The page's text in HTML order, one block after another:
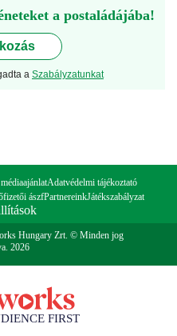
a postaládájába!
a Szabályzatunkat
Adatvédelmi tájékoztató
ászfPartnereinkJátékszabályzat
Hungary Zrt. © Minden jog
2026